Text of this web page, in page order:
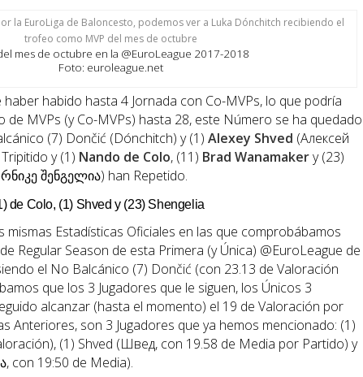
mes de octubre en la @EuroLeague 2017-2018
Foto: euroleague.net
habido hasta 4 Jornada con Co-MVPs, lo que podría
de MVPs (y Co-MVPs) hasta 28, este Número se ha quedado
(7) Dončić (Dónchitch) y (1) Alexey Shved (Алексей
y (1) Nando de Colo, (11) Brad Wanamakery (23)
შენგელია) han Repetido.
de Colo, (1) Shved y (23) Shengelia
mismas Estadísticas Oficiales en las que comprobábamos
Regular Season de esta Primera (y Única) @EuroLeague de
el No Balcánico (7) Dončić (con 23.13 de Valoración
que los 3 Jugadores que le siguen, los Únicos 3
alcanzar (hasta el momento) el 19 de Valoración por
Anteriores, son 3 Jugadores que ya hemos mencionado: (1)
(1) Shved (Швед, con 19.58 de Media por Partido) y
con 19:50 de Media).